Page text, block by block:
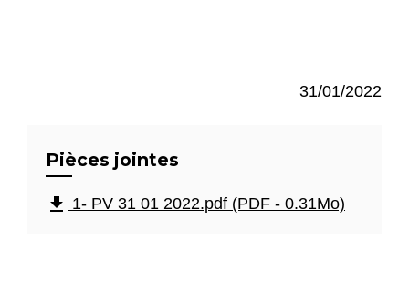
31/01/2022
Pièces jointes
file_download 1- PV 31 01 2022.pdf (PDF - 0.31Mo)